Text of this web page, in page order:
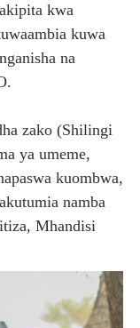
kwa
kuwa
na
zako (Shilingi
ya umeme,
kuombwa,
namba
Mhandisi